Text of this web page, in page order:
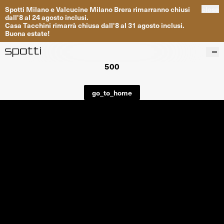
Spotti MilanoeValcucine Milano Brera rimarrannochiusi
dall'8al 24agosto inclusi.
Casa Tacchini rimarrà chiusa dall'8al 31 agosto inclusi.
Buona estate!
Progetti
500
go_to_home